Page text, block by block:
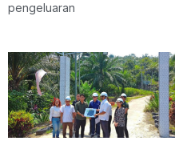
pengeluaran